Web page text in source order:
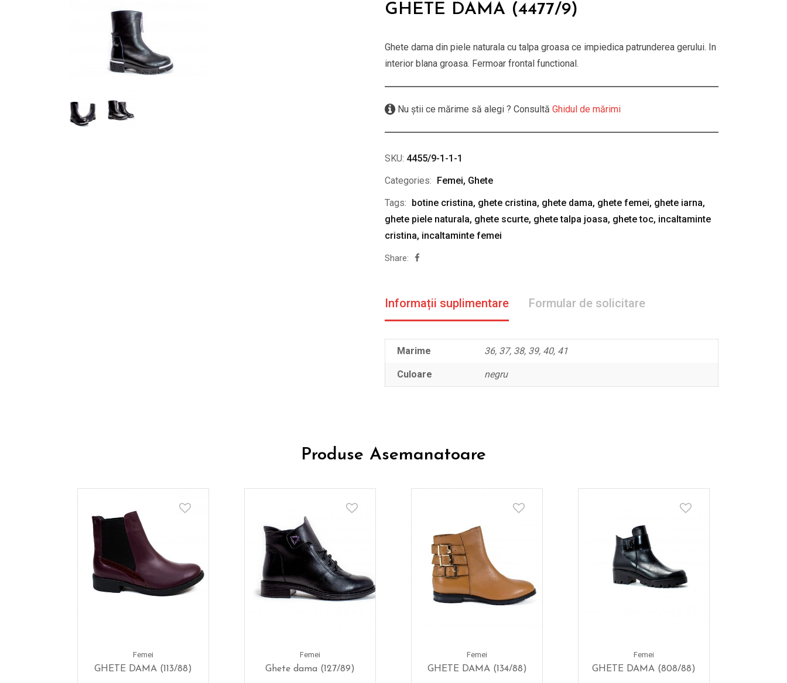
GHETE DAMA (4477/9)
Ghete dama din piele naturala cu talpa groasa ce impiedica patrunderea gerului. In
interior blana groasa. Fermoar frontal functional.
Nu știi ce mărime să alegi ? Consultă Ghidul de mărimi
SKU: 4455/9-1-1-1
Categories: Femei, Ghete
Tags: botine cristina, ghete cristina, ghete dama, ghete femei, ghete iarna,
ghete piele naturala, ghete scurte, ghete talpa joasa, ghete toc, incaltaminte
cristina, incaltaminte femei
Share:
Informații suplimentare Formular de solicitare
Marime 36, 37, 38, 39, 40, 41
Culoare negru
Produse Asemanatoare
Femei
GHETE DAMA (113/88)
Femei
Ghete dama (127/89)
Femei
GHETE DAMA (134/88)
Femei
GHETE DAMA (808/88)